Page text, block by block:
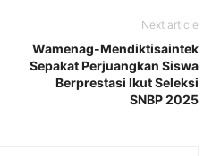
Next article
Wamenag-Mendiktisaintek
Sepakat Perjuangkan Siswa
Berprestasi Ikut Seleksi
SNBP 2025